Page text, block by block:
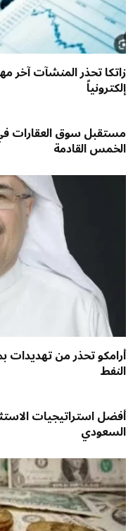
زاتكا تحذر المنشآت آخر
إلكترونياً
مستقبل سوق العقارات
الخمس القادمة
أرامكو تحذر من تهديدات
النفط
أفضل استراتيجيات
السعودي